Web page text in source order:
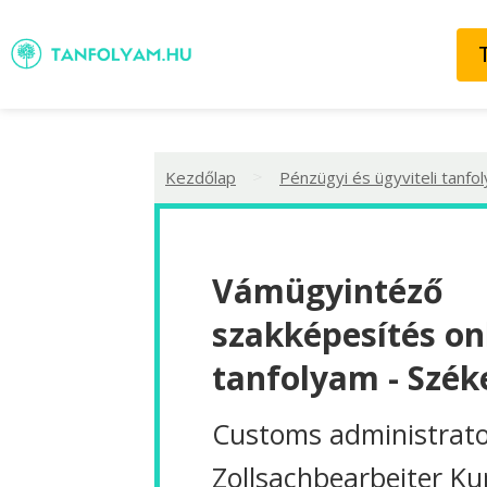
Kezdőlap Pénzügyi és ügyviteli
Vámügyintéző
szakképesítés
tanfolyam -
Customs
Zollsachbearbeiter